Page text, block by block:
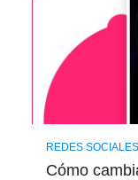
REDES SOCIALES
Cómo